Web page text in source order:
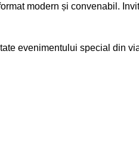
modern și convenabil.
evenimentului special din